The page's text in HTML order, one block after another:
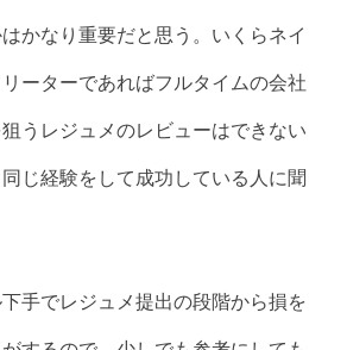
かなり重要だと思う。いくらネイ
ーターであればフルタイムの会社
うレジュメのレビューはできない
じ経験をして成功している人に聞
手でレジュメ提出の段階から損を